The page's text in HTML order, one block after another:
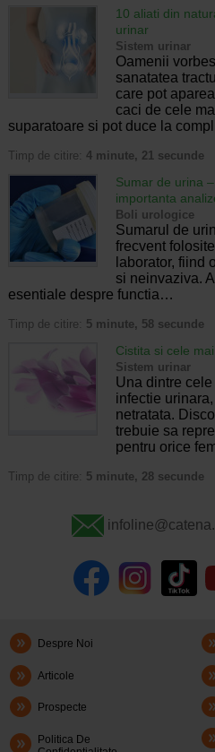
10 aliati din
urinar
Sistem urinar
Oamenii
sanatatea
care pot
caci de cele
suparatoare si pot duce la
Timp de citire: 4 minute, 21 secunde
Sumar de urina
importanta
Boli urologice
Sumarul de
frecvent
laborator, fiind
si neinvaziva.
esentiale despre functia…
Timp de citire: 5 minute, 58 secunde
Cistita si cele
Sistem urinar
Una dintre
infectie
netratata.
trebuie sa
pentru orice
Timp de citire: 5 minute, 28 secunde
Despre Noi
Articole
Prospecte
Politica De